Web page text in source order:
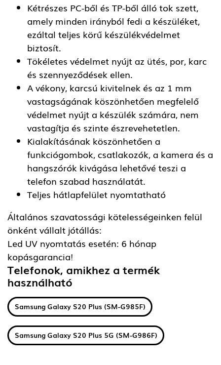
Kétrészes PC-ből és TP-ből álló tok szett,
amely minden irányból fedi a készüléket,
ezáltal teljes körű készülékvédelmet
biztosít.
Tökéletes védelmet nyújt az ütés, por, karc
és szennyeződések ellen.
A vékony, karcsú kivitelnek és az 1 mm
vastagságának köszönhetően megfelelő
védelmet nyújt a készülék számára, nem
vastagítja és szinte észrevehetetlen.
Kialakításának köszönhetően a
funkciógombok, csatlakozók, a kamera és a
hangszórók kivágása lehetővé teszi a
telefon szabad használatát.
Teljes hátlapfelület nyomtatható
Általános szavatossági kötelességeinken felül
önként vállalt jótállás:
Led UV nyomtatás esetén: 6 hónap
kopásgarancia!
Telefonok, amikhez a termék
használható
Samsung Galaxy S20 Plus (SM-G985F)
Samsung Galaxy S20 Plus 5G (SM-G986F)